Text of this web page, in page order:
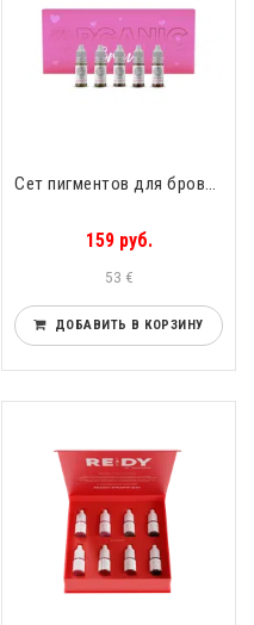
159 руб.
53 €
ДОБАВИТЬ В КОРЗИНУ